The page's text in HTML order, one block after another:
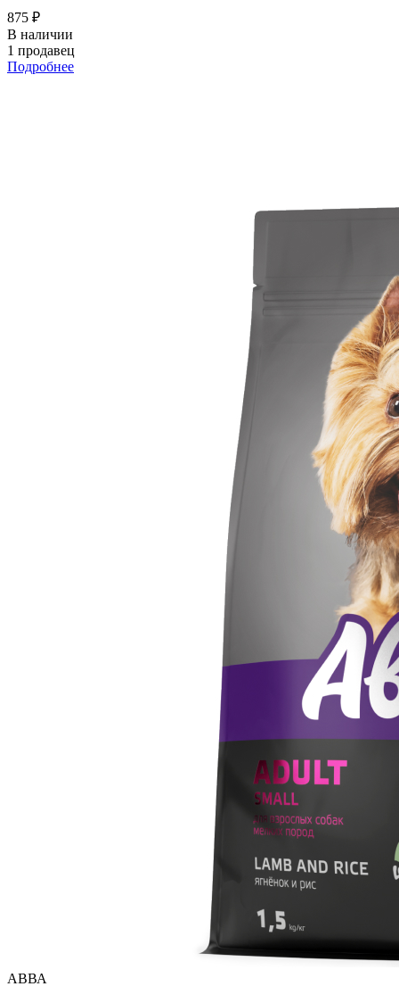
875 ₽
В наличии
1 продавец
Подробнее
АВВА